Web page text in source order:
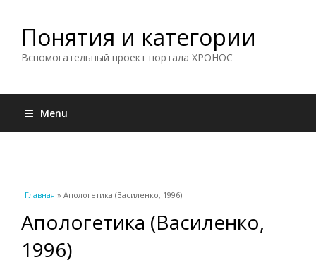
Понятия и категории
Вспомогательный проект портала ХРОНОС
Menu
Вы здесь
Главная » Апологетика (Василенко, 1996)
Апологетика (Василенко,
1996)